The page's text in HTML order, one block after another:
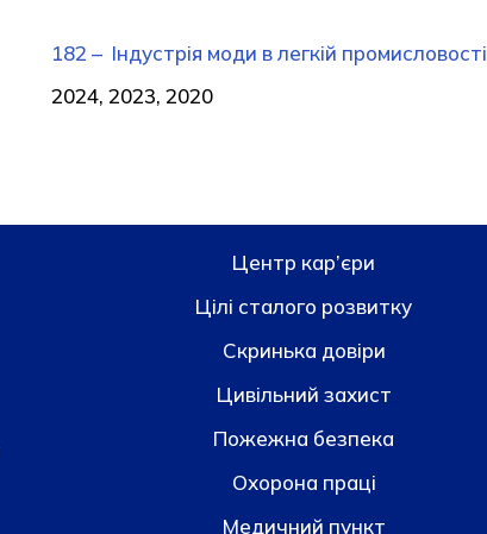
182 – Індустрія моди в легкій промисловості
2024, 2023, 2020
Центр кар’єри
Цілі сталого розвитку
Скринька довiри
Цивільний захист
Пожежна безпека
Охорона праці
Медичний пункт